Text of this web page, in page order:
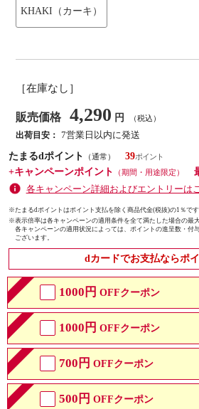
KHAKI（カーキ）
［在庫なし］
販売価格 4,290 円 （税込）
出荷目安： 7営業日以内に発送
たまるdポイント
（通常）
39
+キャンペーンポイント
（期間・用途限定）
各キャンペーン詳細およびエントリーは
※たまるdポイントはポイント支払を除く商品代金(税抜)の1％です
※表示倍率は各キャンペーンの適用条件を全て満たした場合の最大
各キャンペーンの適用状況によっては、ポイントの進呈数・付
ございます。
dカードでお支払ならポ
1000円 OFFクーポン
1000円 OFFクーポン
700円 OFFクーポン
500円 OFFクーポン